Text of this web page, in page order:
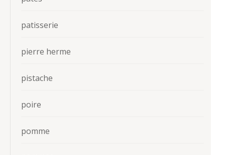
patisserie
pierre herme
pistache
poire
pomme